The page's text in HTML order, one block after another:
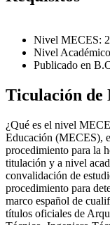
Nivel MECES: 2
Nivel
Publicado en
Ticulación de
¿Qué es el nivel
Educación (MECES),
procedimiento para la
titulación y a nivel
convalidación de
procedimiento para
marco español de
títulos oficiales de